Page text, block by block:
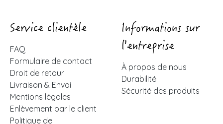
Service clientèle
FAQ
Formulaire de contact
Droit de retour
Livraison & Envoi
Mentions légales
Enlèvement par le client
Politique de
Informations sur
l'entreprise
À propos de nous
Durabilité
Sécurité des produits